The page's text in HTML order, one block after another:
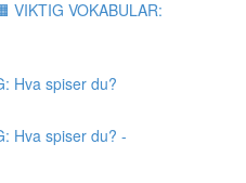
VIKTIG VOKABULAR:
Hva spiser du?
Hva spiser du? -